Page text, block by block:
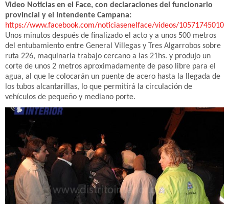
Video Noticias en el Face, con declaraciones del funcionario
provincial y el Intendente Campana:
https://www.facebook.com/noticiasenelface/videos/
Unos minutos después de finalizado el acto y a unos 500 metros
del entubamiento entre General Villegas y Tres Algarrobos sobre
ruta 226, maquinaria trabajo cercano a las 21hs. y produjo un
corte de unos 2 metros aproximadamente de paso libre para el
agua, al que le colocarán un puente de acero hasta la llegada de
los tubos alcantarillas, lo que permitirá la circulación de
vehículos de pequeño y mediano porte.